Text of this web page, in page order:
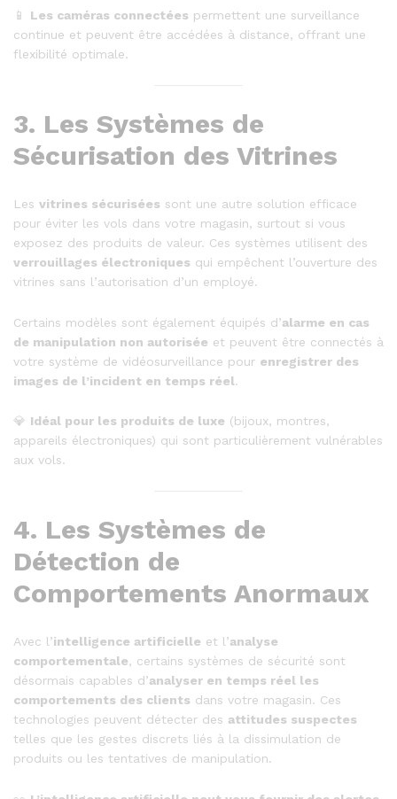
📱 Les caméras connectées permettent une surveillance
continue et peuvent être accédées à distance, offrant une
flexibilité optimale.
3. Les Systèmes de
Sécurisation des Vitrines
Les vitrines sécurisées sont une autre solution efficace
pour éviter les vols dans votre magasin, surtout si vous
exposez des produits de valeur. Ces systèmes utilisent des
verrouillages électroniques qui empêchent l’ouverture des
vitrines sans l’autorisation d’un employé.
Certains modèles sont également équipés d’alarme en cas
de manipulation non autorisée et peuvent être connectés à
votre système de vidéosurveillance pour enregistrer des
images de l’incident en temps réel.
💎 Idéal pour les produits de luxe (bijoux, montres,
appareils électroniques) qui sont particulièrement vulnérables
aux vols.
4. Les Systèmes de
Détection de
Comportements Anormaux
Avec l’intelligence artificielle et l’analyse
comportementale, certains systèmes de sécurité sont
désormais capables d’analyser en temps réel les
comportements des clients dans votre magasin. Ces
technologies peuvent détecter des attitudes suspectes
telles que les gestes discrets liés à la dissimulation de
produits ou les tentatives de manipulation.